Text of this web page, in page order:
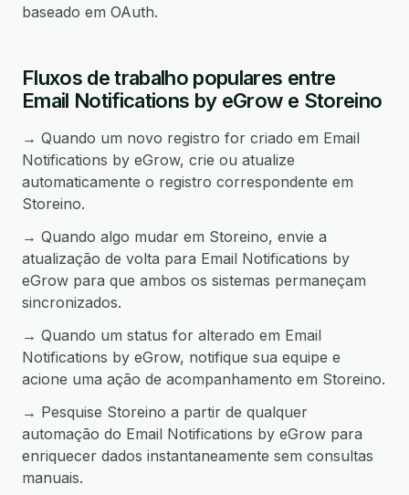
baseado em OAuth.
Fluxos de trabalho populares entre
Email Notifications by eGrow e Storeino
→ Quando um novo registro for criado em Email
Notifications by eGrow, crie ou atualize
automaticamente o registro correspondente em
Storeino.
→ Quando algo mudar em Storeino, envie a
atualização de volta para Email Notifications by
eGrow para que ambos os sistemas permaneçam
sincronizados.
→ Quando um status for alterado em Email
Notifications by eGrow, notifique sua equipe e
acione uma ação de acompanhamento em Storeino.
→ Pesquise Storeino a partir de qualquer
automação do Email Notifications by eGrow para
enriquecer dados instantaneamente sem consultas
manuais.